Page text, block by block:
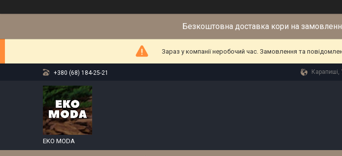
Безкоштовна доставка кори на
Зараз у компанії неробочий час. Замовлення та
+380 (68) 184-25-21 Карапиші,
EKO MODA